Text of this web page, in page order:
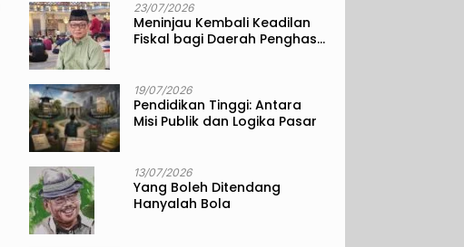
23/07/2026
Meninjau Kembali Keadilan
Fiskal bagi Daerah Penghasil
19/07/2026
Pendidikan Tinggi: Antara
Misi Publik dan Logika Pasar
13/07/2026
Yang Boleh Ditendang
Hanyalah Bola